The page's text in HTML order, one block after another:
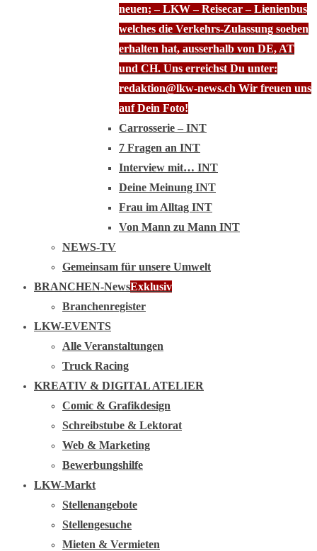
neuen; – LKW – Reisecar – Lienienbus
welches die Verkehrs-Zulassung soeben
erhalten hat, ausserhalb von DE, AT
und CH. Uns erreichst Du unter:
redaktion@lkw-news.ch Wir freuen uns
auf Dein Foto!
Carrosserie – INT
7 Fragen an INT
Interview mit… INT
Deine Meinung INT
Frau im Alltag INT
Von Mann zu Mann INT
NEWS-TV
Gemeinsam für unsere Umwelt
BRANCHEN-NewsExklusiv
Branchenregister
LKW-EVENTS
Alle Veranstaltungen
Truck Racing
KREATIV & DIGITAL ATELIER
Comic & Grafikdesign
Schreibstube & Lektorat
Web & Marketing
Bewerbungshilfe
LKW-Markt
Stellenangebote
Stellengesuche
Mieten & Vermieten